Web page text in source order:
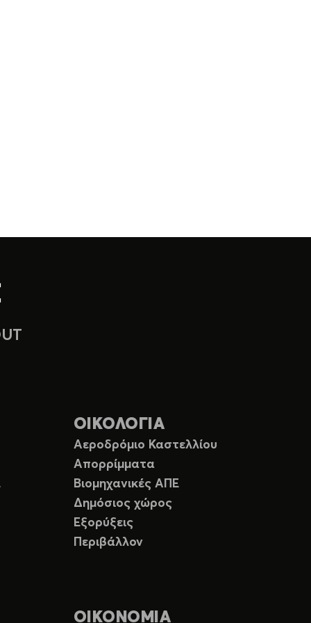
ΟΙΚΟΛΟΓΙΑ
Αεροδρόμιο Καστελλίου
Απορρίμματα
Βιομηχανικές ΑΠΕ
Δημόσιος χώρος
Εξορύξεις
Περιβάλλον
ΟΙΚΟΝΟΜΙΑ